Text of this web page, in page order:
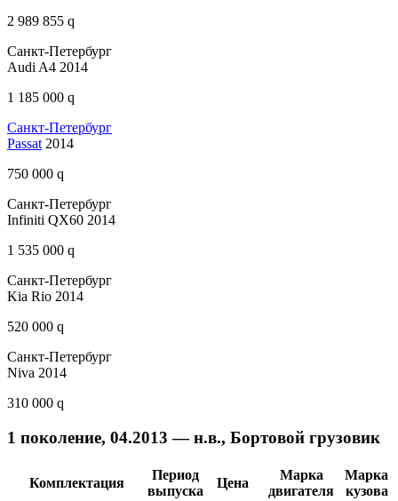
2 989 855 q
Санкт-Петербург
Audi A4 2014
1 185 000 q
Санкт-Петербург
Passat2014
750 000 q
Санкт-Петербург
Infiniti QX60 2014
1 535 000 q
Санкт-Петербург
Kia Rio 2014
520 000 q
Санкт-Петербург
Niva 2014
310 000 q
1 поколение, 04.2013 — н.в., Бортовой грузовик
Комплектация
Период
выпуска
Цена
Марка
двигателя
Марка
кузова